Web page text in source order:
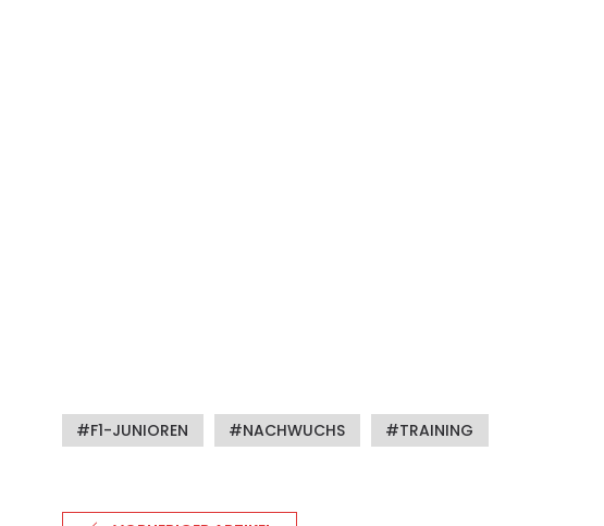
F1-JUNIOREN NACHWUCHS TRAINING